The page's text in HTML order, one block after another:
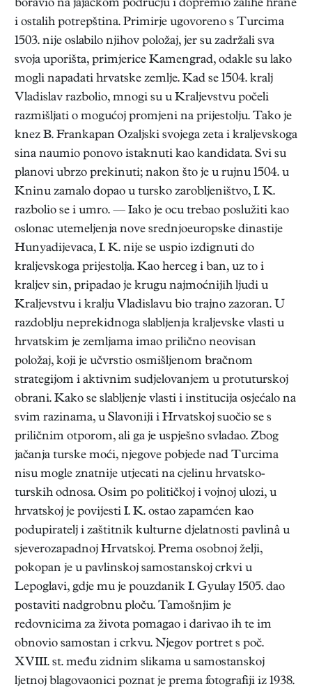
boravio na jajačkom području i dopremio zalihe hrane
i ostalih potrepština. Primirje ugovoreno s Turcima
1503. nije oslabilo njihov položaj, jer su zadržali sva
svoja uporišta, primjerice Kamengrad, odakle su lako
mogli napadati hrvatske zemlje. Kad se 1504. kralj
Vladislav razbolio, mnogi su u Kraljevstvu počeli
razmišljati o mogućoj promjeni na prijestolju. Tako je
knez B. Frankapan Ozaljski svojega zeta i kraljevskoga
sina naumio ponovo istaknuti kao kandidata. Svi su
planovi ubrzo prekinuti; nakon što je u rujnu 1504. u
Kninu zamalo dopao u tursko zarobljeništvo, I. K.
razbolio se i umro. — Iako je ocu trebao poslužiti kao
oslonac utemeljenja nove srednjoeuropske dinastije
Hunyadijevaca, I. K. nije se uspio izdignuti do
kraljevskoga prijestolja. Kao herceg i ban, uz to i
kraljev sin, pripadao je krugu najmoćnijih ljudi u
Kraljevstvu i kralju Vladislavu bio trajno zazoran. U
razdoblju neprekidnoga slabljenja kraljevske vlasti u
hrvatskim je zemljama imao prilično neovisan
položaj, koji je učvrstio osmišljenom bračnom
strategijom i aktivnim sudjelovanjem u protuturskoj
obrani. Kako se slabljenje vlasti i institucija osjećalo na
svim razinama, u Slavoniji i Hrvatskoj suočio se s
priličnim otporom, ali ga je uspješno svladao. Zbog
jačanja turske moći, njegove pobjede nad Turcima
nisu mogle znatnije utjecati na cjelinu hrvatsko-
turskih odnosa. Osim po političkoj i vojnoj ulozi, u
hrvatskoj je povijesti I. K. ostao zapamćen kao
podupiratelj i zaštitnik kulturne djelatnosti pavlinâ u
sjeverozapadnoj Hrvatskoj. Prema osobnoj želji,
pokopan je u pavlinskoj samostanskoj crkvi u
Lepoglavi, gdje mu je pouzdanik I. Gyulay 1505. dao
postaviti nadgrobnu ploču. Tamošnjim je
redovnicima za života pomagao i darivao ih te im
obnovio samostan i crkvu. Njegov portret s poč.
XVIII. st. među zidnim slikama u samostanskoj
ljetnoj blagovaonici poznat je prema fotografiji iz 1938.